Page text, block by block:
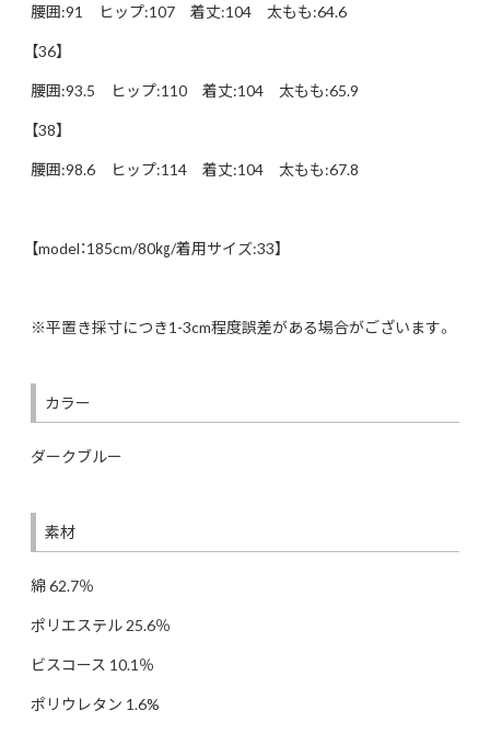
腰囲:91 ヒップ:107 着丈:104 太もも:64.6
【36】
腰囲:93.5 ヒップ:110 着丈:104 太もも:65.9
【38】
腰囲:98.6 ヒップ:114 着丈:104 太もも:67.8
【model：185cm/80㎏/着用サイズ:33】
※平置き採寸につき1-3cm程度誤差がある場合がございます。
カラー
ダークブルー
素材
綿 62.7％
ポリエステル 25.6％
ビスコース 10.1％
ポリウレタン 1.6%